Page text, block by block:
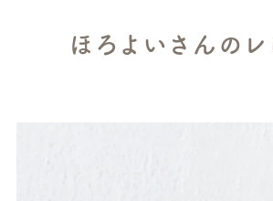
ほろよいさんのレ